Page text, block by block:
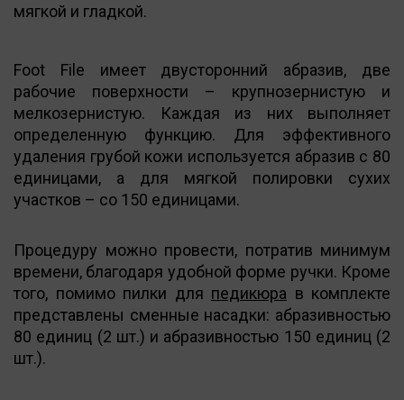
мягкой и гладкой.
Foot File имеет двусторонний абразив, две
рабочие поверхности – крупнозернистую и
мелкозернистую. Каждая из них выполняет
определенную функцию. Для эффективного
удаления грубой кожи используется абразив с 80
единицами, а для мягкой полировки сухих
участков – со 150 единицами.
Процедуру можно провести, потратив минимум
времени, благодаря удобной форме ручки. Кроме
того, помимо пилки для педикюра в комплекте
представлены сменные насадки: абразивностью
80 единиц (2 шт.) и абразивностью 150 единиц (2
шт.).